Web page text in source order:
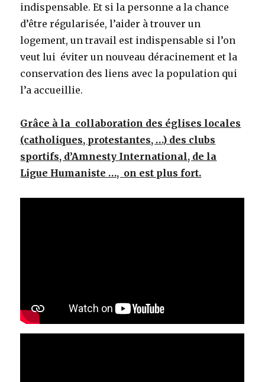
indispensable. Et si la personne a la chance
d’être régularisée, l’aider à trouver un
logement, un travail est indispensable si l’on
veut lui éviter un nouveau déracinement et la
conservation des liens avec la population qui
l’a accueillie.
Grâce à la collaboration des églises locales
(catholiques, protestantes, …) des clubs
sportifs, d’Amnesty International, de la
Ligue Humaniste …, on est plus fort.